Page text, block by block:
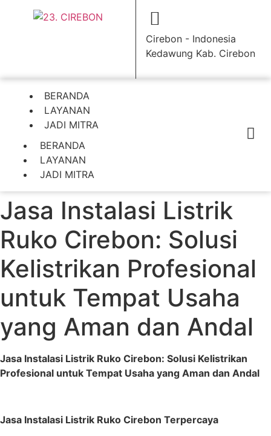
Cirebon - Indonesia
Kedawung Kab. Cirebon
BERANDA
LAYANAN
JADI MITRA
BERANDA
LAYANAN
JADI MITRA
Jasa Instalasi Listrik
Ruko Cirebon: Solusi
Kelistrikan Profesional
untuk Tempat Usaha
yang Aman dan Andal
Jasa Instalasi Listrik Ruko Cirebon: Solusi Kelistrikan
Profesional untuk Tempat Usaha yang Aman dan Andal
Jasa Instalasi Listrik Ruko Cirebon Terpercaya